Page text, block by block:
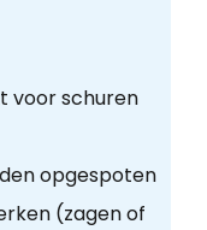
voor schuren
opgespoten
(zagen of